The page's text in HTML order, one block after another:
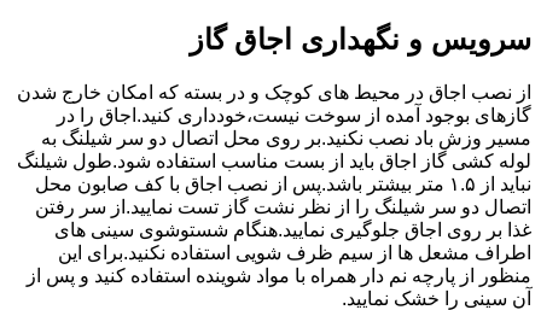
سرویس و نگهداری اجاق گاز
از نصب اجاق در محیط های کوچک و در بسته که امکان خارج شدن
گازهای بوجود آمده از سوخت نیست،خودداری کنید.اجاق را در
مسیر وزش باد نصب نکنید.بر روی محل اتصال دو سر شیلنگ به
لوله کشی گاز اجاق باید از بست مناسب استفاده شود.طول شیلنگ
نباید از ۱.۵ متر بیشتر باشد.پس از نصب اجاق با کف صابون محل
اتصال دو سر شیلنگ را از نظر نشت گاز تست نمایید.از سر رفتن
غذا بر روی اجاق جلوگیری نمایید.هنگام شستوشوی سینی های
اطراف مشعل ها از سیم ظرف شویی استفاده نکنید.برای این
منظور از پارچه نم دار همراه با مواد شوینده استفاده کنید و پس از
آن سینی را خشک نمایید.